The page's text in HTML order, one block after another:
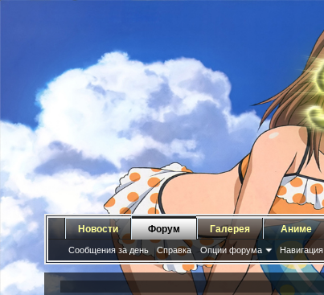
Новости Форум
Сообщения за день Справка Опции форума Навигация
Галерея Аниме